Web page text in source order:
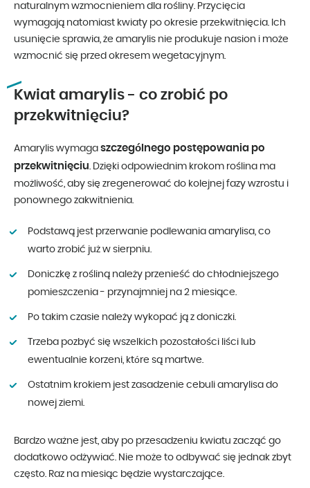
naturalnym wzmocnieniem dla rośliny. Przycięcia
wymagają natomiast kwiaty po okresie przekwitnięcia. Ich
usunięcie sprawia, że amarylis nie produkuje nasion i może
wzmocnić się przed okresem wegetacyjnym.
Kwiat amarylis - co zrobić po
przekwitnięciu?
Amarylis wymaga szczególnego postępowania po
przekwitnięciu . Dzięki odpowiednim krokom roślina ma
możliwość, aby się zregenerować do kolejnej fazy wzrostu i
ponownego zakwitnienia.
Podstawą jest przerwanie podlewania amarylisa, co
warto zrobić już w sierpniu.
Doniczkę z rośliną należy przenieść do chłodniejszego
pomieszczenia - przynajmniej na 2 miesiące.
Po takim czasie należy wykopać ją z doniczki.
Trzeba pozbyć się wszelkich pozostałości liści lub
ewentualnie korzeni, które są martwe.
Ostatnim krokiem jest zasadzenie cebuli amarylisa do
nowej ziemi.
Bardzo ważne jest, aby po przesadzeniu kwiatu zacząć go
dodatkowo odżywiać. Nie może to odbywać się jednak zbyt
często. Raz na miesiąc będzie wystarczające.